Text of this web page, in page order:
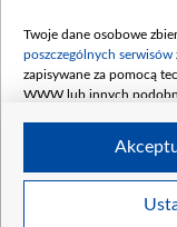
Data
26 lutego
czerwca
Twoje dane osobowe
poszczególnych serwisów
zapisywane za pomocą
WWW lub innych
Twoje dane osobowe